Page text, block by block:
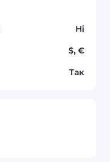
Hi
$, €
Так